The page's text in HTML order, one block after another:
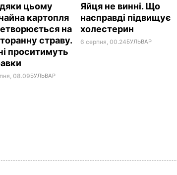
цьому
картопля
на
страву.
проситимуть
08.09БУЛЬВАР
Яйця не винні. Що
насправді підвищує
холестерин
6 серпня, 00.24БУЛЬВАР